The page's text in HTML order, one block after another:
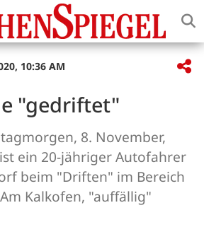
10:36 AM
"gedriftet"
8. November,
ein 20-jähriger Autofahrer
beim "Driften" im Bereich
Kalkofen, "auffällig"